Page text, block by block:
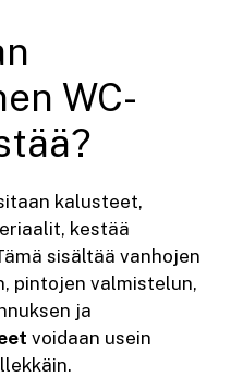
WC-
kalusteet,
kestää
sisältää vanhojen
pintojen valmistelun,
ja
voidaan usein